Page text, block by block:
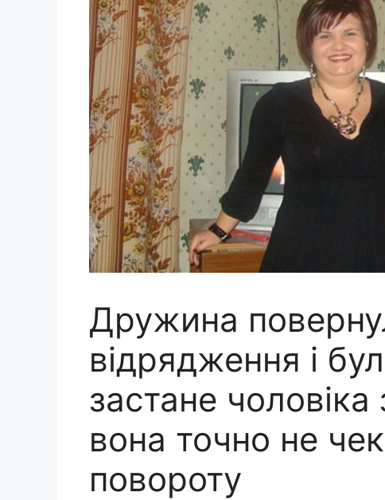
Дружина
відрядження і
застане
вона точно не
повороту